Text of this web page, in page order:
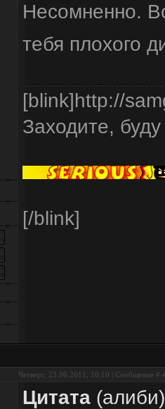
Несомненно.
тебя плохого
[blink]http://
Заходите,
[/blink]
Четверг, 23.06.2011, 10:10 | Сообщение #
Цитата (алиби)